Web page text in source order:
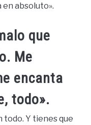
absoluto».
que
Me
encanta
todo».
todo. Y tienes que